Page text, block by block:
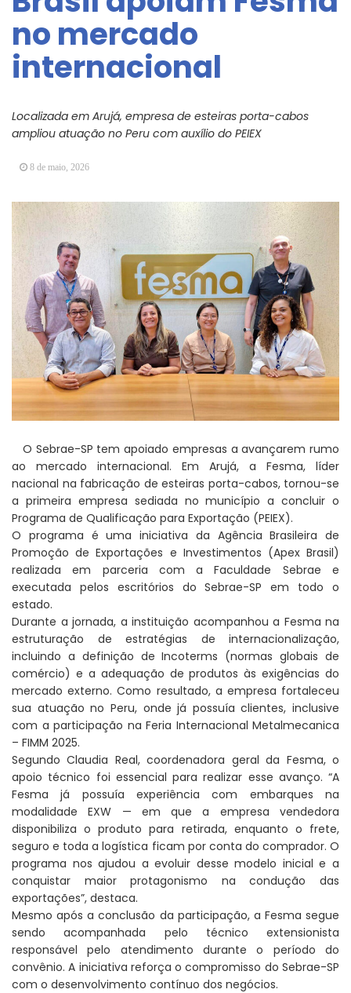
Arujá promove 2º encontro da Jornada de
Conhecimento em Bem-Estar Animal no Parque
dos Ipês
Arujá terá novo posto para emissão do Cartão
TOP
no mercado
internacional
Localizada em Arujá, empresa de esteiras porta-cabos
ampliou atuação no Peru com auxílio do PEIEX
8 de maio, 2026
O Sebrae-SP tem apoiado empresas a avançarem rumo
ao mercado internacional. Em Arujá, a Fesma, líder
nacional na fabricação de esteiras porta-cabos, tornou-se
a primeira empresa sediada no município a concluir o
Programa de Qualificação para Exportação (PEIEX).
O programa é uma iniciativa da Agência Brasileira de
Promoção de Exportações e Investimentos (Apex Brasil)
realizada em parceria com a Faculdade Sebrae e
executada pelos escritórios do Sebrae-SP em todo o
estado.
Durante a jornada, a instituição acompanhou a Fesma na
estruturação de estratégias de internacionalização,
incluindo a definição de Incoterms (normas globais de
comércio) e a adequação de produtos às exigências do
mercado externo. Como resultado, a empresa fortaleceu
sua atuação no Peru, onde já possuía clientes, inclusive
com a participação na Feria Internacional Metalmecanica
– FIMM 2025.
Segundo Claudia Real, coordenadora geral da Fesma, o
apoio técnico foi essencial para realizar esse avanço. “A
Fesma já possuía experiência com embarques na
modalidade EXW — em que a empresa vendedora
disponibiliza o produto para retirada, enquanto o frete,
seguro e toda a logística ficam por conta do comprador. O
programa nos ajudou a evoluir desse modelo inicial e a
conquistar maior protagonismo na condução das
exportações”, destaca.
Mesmo após a conclusão da participação, a Fesma segue
sendo acompanhada pelo técnico extensionista
responsável pelo atendimento durante o período do
convênio. A iniciativa reforça o compromisso do Sebrae-SP
com o desenvolvimento contínuo dos negócios.